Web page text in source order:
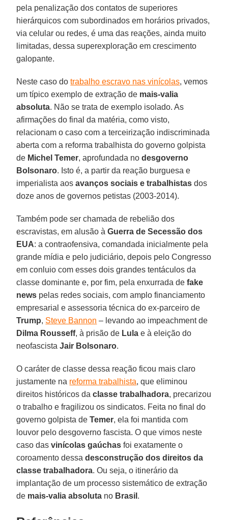
pela penalização dos contatos de superiores
hierárquicos com subordinados em horários privados,
via celular ou redes, é uma das reações, ainda muito
limitadas, dessa superexploração em crescimento
galopante.
Neste caso dotrabalho escravo nas vinícolas, vemos
um típico exemplo de extração de mais-valia
absoluta. Não se trata de exemplo isolado. As
afirmações do final da matéria, como visto,
relacionam o caso com a terceirização indiscriminada
aberta com a reforma trabalhista do governo golpista
de Michel Temer, aprofundada nodesgoverno
Bolsonaro. Isto é, a partir da reação burguesa e
imperialista aosavanços sociais e trabalhistas dos
doze anos de governos petistas (2003-2014).
Também pode ser chamada de rebelião dos
escravistas, em alusão àGuerra de Secessão dos
EUA: a contraofensiva, comandada inicialmente pela
grande mídia e pelo judiciário, depois pelo Congresso
em conluio com esses dois grandes tentáculos da
classe dominante e, por fim, pela enxurrada defake
news pelas redes sociais, com amplo financiamento
empresarial e assessoria técnica do ex-parceiro de
Trump, Steve Bannon – levando ao impeachment de
Dilma Rousseff, à prisão de Lula e à eleição do
neofascistaJair Bolsonaro.
O caráter de classe dessa reação ficou mais claro
justamente na reforma trabalhista, que eliminou
direitos históricos daclasse trabalhadora, precarizou
o trabalho e fragilizou os sindicatos. Feita no final do
governo golpista deTemer, ela foi mantida com
louvor pelo desgoverno fascista. O que vimos neste
caso dasvinícolas gaúchas foi exatamente o
coroamento dessadesconstrução dos direitos da
classe trabalhadora. Ou seja, o itinerário da
implantação de um processo sistemático de extração
de mais-valia absoluta no Brasil .